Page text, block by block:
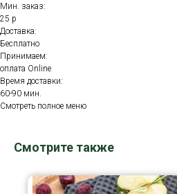
Мин. заказ:
25 р
Доставка:
Бесплатно
Принимаем:
оплата Online
Время доставки:
60-90 мин.
Смотреть полное меню
Смотрите также